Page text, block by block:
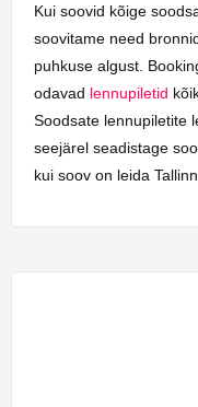
Kui soovid kõige
soovitame need
puhkuse algust.
odavad lennupiletid
Soodsate lennupiletite
seejärel seadistage
kui soov on leida